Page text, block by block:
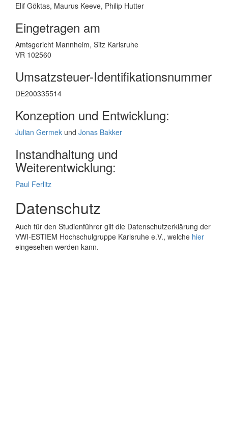
Elif Göktas, Maurus Keeve, Philip Hutter
Eingetragen am
Amtsgericht Mannheim, Sitz Karlsruhe
VR 102560
Umsatzsteuer-Identifikationsnummer
DE200335514
Konzeption und Entwicklung:
Julian Germek und Jonas Bakker
Instandhaltung und
Weiterentwicklung:
Paul Ferlitz
Datenschutz
Auch für den Studienführer gilt die Datenschutzerklärung der
VWI-ESTIEM Hochschulgruppe Karlsruhe e.V., welche hier
eingesehen werden kann.